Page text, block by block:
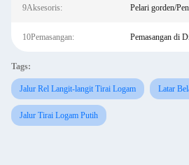
9Aksesoris: Pelari gorden/
10Pemasangan: Pemasangan di
Tags:
Jalur Rel Langit-langit Tirai Logam Latar
Jalur Tirai Logam Putih